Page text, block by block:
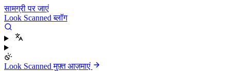
सामग्री पर जाएं
Look Scanned ब्लॉग
Look Scanned मुफ़्त आज़माएं